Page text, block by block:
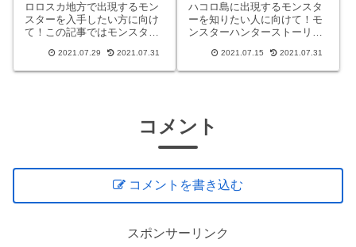
ロロスカ地方で出現するモン
スターを入手したい方に向け
て！この記事ではモンスター
ロスカ地方に出現するモンス
ターの一覧をまとめたので参
2021.07.29 2021.07.31
ハコロ島に出現するモンスタ
ーを知りたい人に向けて！モ
ンスターハンターストーリー
ンスターの一覧をまとめたの
で参考にしてみてください。
特徴ハ
2021.07.15 2021.07.31
コメント
コメントを書き込む
スポンサーリンク